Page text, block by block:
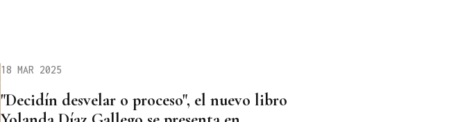
18 MAR 2025
"Decidín desvelar o proceso", el nuevo libro